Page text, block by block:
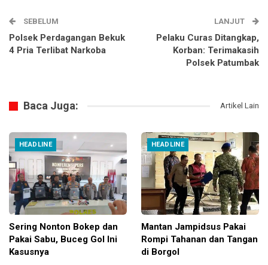
SEBELUM
Polsek Perdagangan Bekuk
4 Pria Terlibat Narkoba
LANJUT
Pelaku Curas Ditangkap,
Korban: Terimakasih
Polsek Patumbak
Baca Juga: Artikel Lain
HEADLINE
Sering Nonton Bokep dan
Pakai Sabu, Buceg Gol Ini
Kasusnya
HEADLINE
Mantan Jampidsus Pakai
Rompi Tahanan dan Tangan
di Borgol